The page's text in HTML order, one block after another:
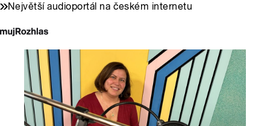
Největší audioportál na českém internetu